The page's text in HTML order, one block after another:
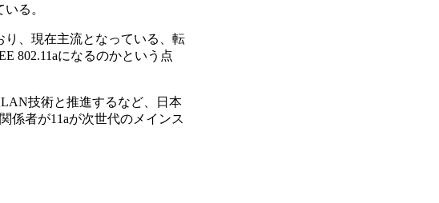
る。
、現在主流となっている、転
802.11aになるのかという点
技術と推進するなど、日本
係者が11aが次世代のメインス